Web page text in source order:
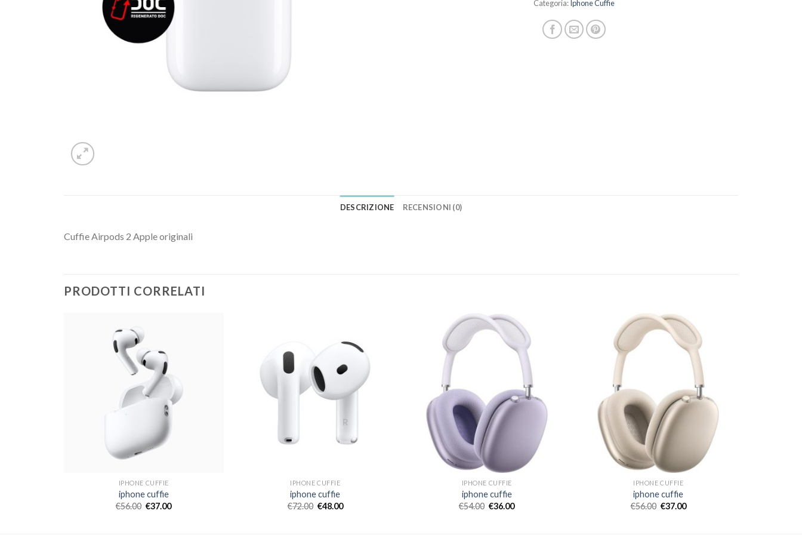
Categoria:Iphone Cuffie
DESCRIZIONE RECENSIONI (0)
Cuffie Airpods 2 Apple originali
PRODOTTI CORRELATI
IPHONE CUFFIE
iphone cuffie
€56.00 €37.00
IPHONE CUFFIE
iphone cuffie
€72.00 €48.00
IPHONE CUFFIE
iphone cuffie
€54.00 €36.00
IPHONE CUFFIE
iphone cuffie
€56.00 €37.00